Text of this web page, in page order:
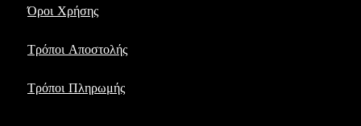
Όροι Χρήσης
Τρόποι Αποστολής
Τρόποι Πληρωμής